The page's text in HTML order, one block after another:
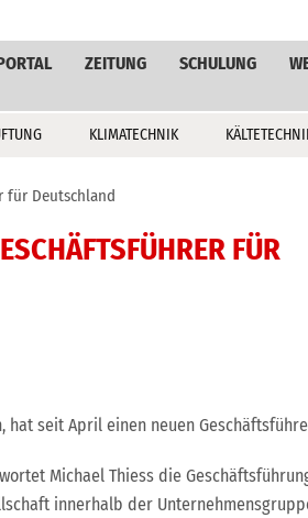
ZEITUNG SCHULUNG
KLIMATECHNIK
für Deutschland
FÜR
hat seit April einen neuen
Michael Thiess die
innerhalb der